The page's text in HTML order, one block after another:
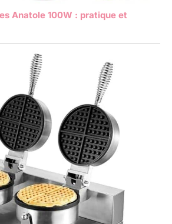
Anatole 100W : pratique et